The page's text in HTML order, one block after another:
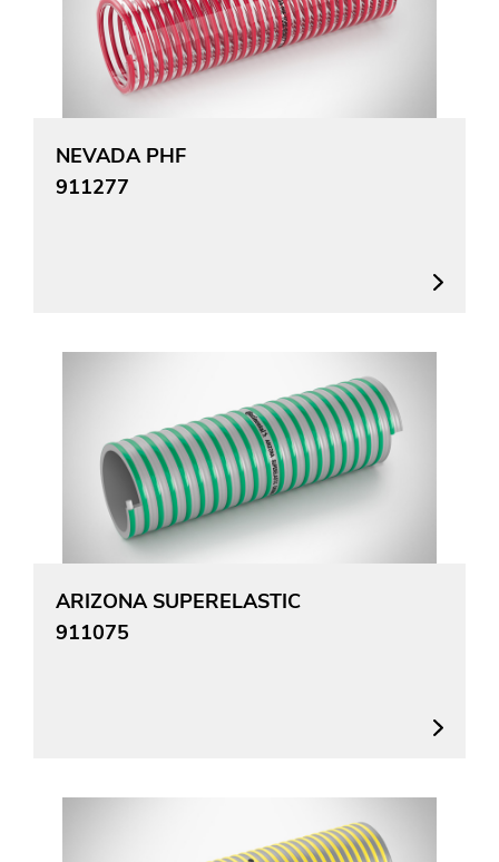
NEVADA PHF
911277
ARIZONA SUPERELASTIC
911075